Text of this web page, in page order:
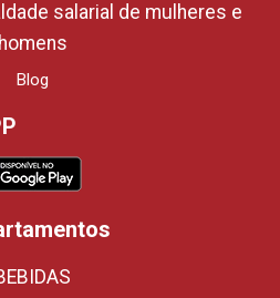
salarial de mulheres e
homens
Blog